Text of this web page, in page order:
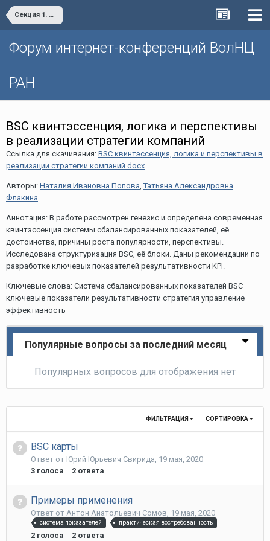
Секция 1. «Проблемы социально-экономического развития и управления»
Форум интернет-конференций ВолНЦ
РАН
BSC квинтэссенция, логика и перспективы
в реализации стратегии компаний
Ссылка для скачивания: BSC квинтэссенция, логика и перспективы в
реализации стратегии компаний.docx
Авторы: Наталия Ивановна Попова,Татьяна Александровна
Флакина
Аннотация: В работе рассмотрен генезис и определена современная
квинтэссенция системы сбалансированных показателей, её
достоинства, причины роста популярности, перспективы.
Исследована структуризация BSC, её блоки. Даны рекомендации по
разработке ключевых показателей результативности KPI.
Ключевые слова: Система сбалансированных показателей BSC
ключевые показатели результативности стратегия управление
эффективность
Популярные вопросы за последний месяц
Популярных вопросов для отображения нет
СОРТИРОВКА
ФИЛЬТРАЦИЯ
BSC карты
Ответ от Юрий Юрьевич Свирида, 19 мая, 2020
3 голоса 2 ответа
Примеры применения
Ответ от Антон Анатольевич Сомов 19 мая, 2020
система показателей практическая востребованность
2 голоса 2 ответа